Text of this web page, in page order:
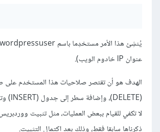
عنوان IP خادوم الويب).
لا تكفي للقيام ببعض العمليات، مثل تثبيت